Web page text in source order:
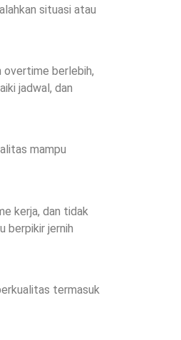
situasi atau
overtime berlebih,
jadwal, dan
mampu
kerja, dan tidak
berpikir jernih
termasuk